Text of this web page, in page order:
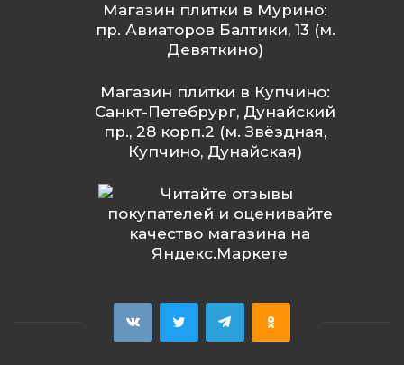
Магазин плитки в Мурино:
пр. Авиаторов Балтики, 13 (м.
Девяткино)
Магазин плитки в Купчино:
Санкт-Петебрург, Дунайский
пр., 28 корп.2 (м. Звёздная,
Купчино, Дунайская)